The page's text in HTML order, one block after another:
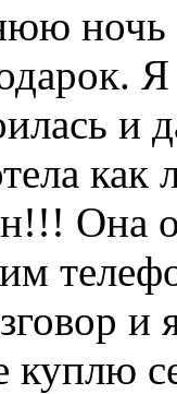
Я
и
как
Она
и я
куплю